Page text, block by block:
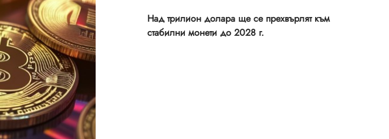
Над трилион долара ще се прехвърлят към
стабилни монети до 2028 г.